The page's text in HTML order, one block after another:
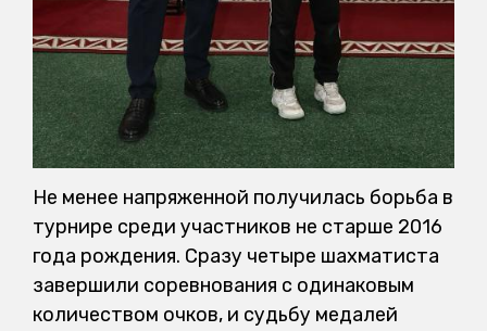
Не менее напряженной получилась борьба в
турнире среди участников не старше 2016
года рождения. Сразу четыре шахматиста
завершили соревнования с одинаковым
количеством очков, и судьбу медалей